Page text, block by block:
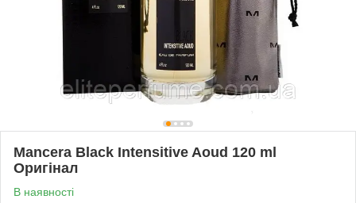
Mancera Black Intensitive Aoud 120 ml
Оригінал
В наявності